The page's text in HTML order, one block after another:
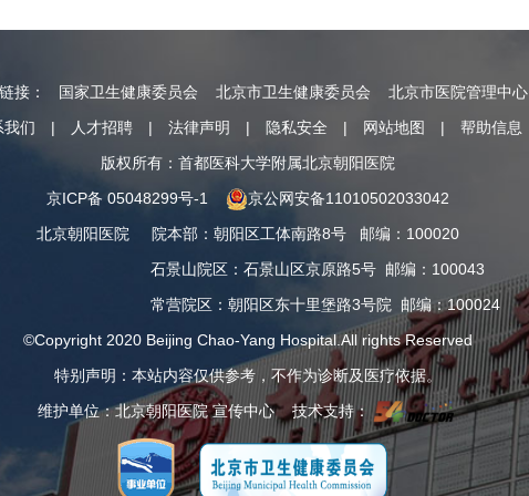
接： 国家卫生健康委员会 北京市卫生健康委员会
北京市医院管理中心
我们
| 人才招聘 | 法律声明 | 隐私安全 | 网站地图 |
帮助信息
版权所有：首都医科大学附属北京朝阳医院
京ICP备 05048299号-1
京公网安备11010502033042
北京朝阳医院
院本部 ： 朝阳区工体南路8号 邮编：100020
石景山院区 ： 石景山区京原路5号 邮编：100043
常营院区 ： 朝阳区东十里堡路3号院 邮编：100024
©Copyright 2020 Beijing Chao-Yang Hospital.All rights Reserved
特别声明：本站内容仅供参考，不作为诊断及医疗依据。
维护单位：北京朝阳医院 宣传中心 技术支持：